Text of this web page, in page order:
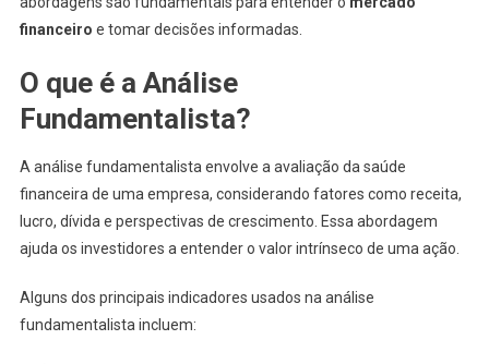
financeiro e tomar decisões informadas.
O que é a Análise
Fundamentalista?
A análise fundamentalista envolve a avaliação da saúde
financeira de uma empresa, considerando fatores como receita,
lucro, dívida e perspectivas de crescimento. Essa abordagem
ajuda os investidores a entender o valor intrínseco de uma ação.
Alguns dos principais indicadores usados na análise
fundamentalista incluem: